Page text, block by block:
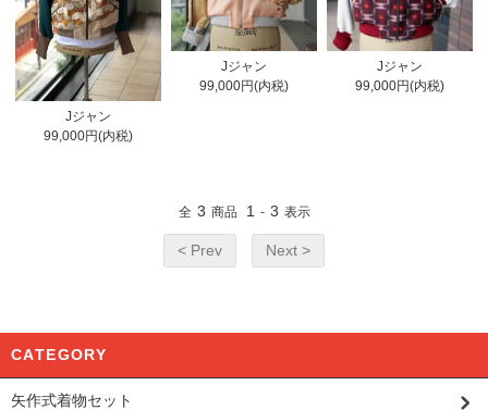
Jジャン
99,000円(内税)
Jジャン
99,000円(内税)
Jジャン
99,000円(内税)
全 3 商品 1 - 3 表示
< Prev Next >
CATEGORY
矢作式着物セット